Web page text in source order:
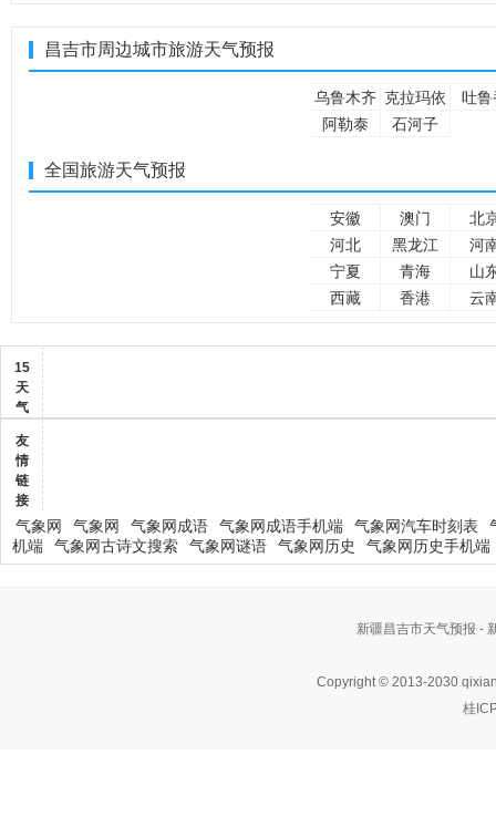
昌吉市周边城市旅游天气预报
乌鲁木齐 克拉玛依
吐鲁
阿勒泰
石河子
全国旅游天气预报
安徽 澳门
北
河北
黑龙江
河
宁夏
青海
山
西藏
香港 云
15
天
气
友
情
链
接
气象网 气象网 气象网成语 气象网成语手机端 气象网汽车时刻表
机端
气象网古诗文搜索 气象网谜语 气象网历史 气象网历史手机端
新疆昌吉市天气预报 -
Copyright © 2013-2030
桂